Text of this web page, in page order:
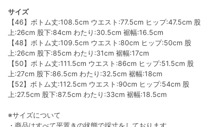
サイズ
【46】ボトム丈:108.5cm ウエスト:77.5cm ヒップ:47.5cm 股
上:26cm 股下:84cm わたり:30.5cm 裾幅:16.5cm
【48】ボトム丈:109.5cm ウエスト:80cm ヒップ:50cm 股
上:26cm 股下:85cm わたり:31cm 裾幅:17cm
【50】ボトム丈:111.5cm ウエスト:86cm ヒップ:51.5cm 股
上:27cm 股下:86.5cm わたり:32.5cm 裾幅:18cm
【52】ボトム丈:112.5cm ウエスト:90cm ヒップ:54cm 股
上:27.5cm 股下:87.5cm わたり:33cm 裾幅:18.5cm
※サイズについて
・商品はすべて平置きの状態で採寸をしております。